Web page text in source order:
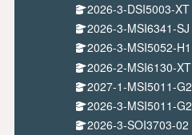
2026-3-DSI5003-XT
2026-3-MSI6341-SJ
2026-3-MSI5052-H1
2026-2-MSI6130-XT
2027-1-MSI5011-G2
2026-3-MSI5011-G2
2026-3-SOI3703-02